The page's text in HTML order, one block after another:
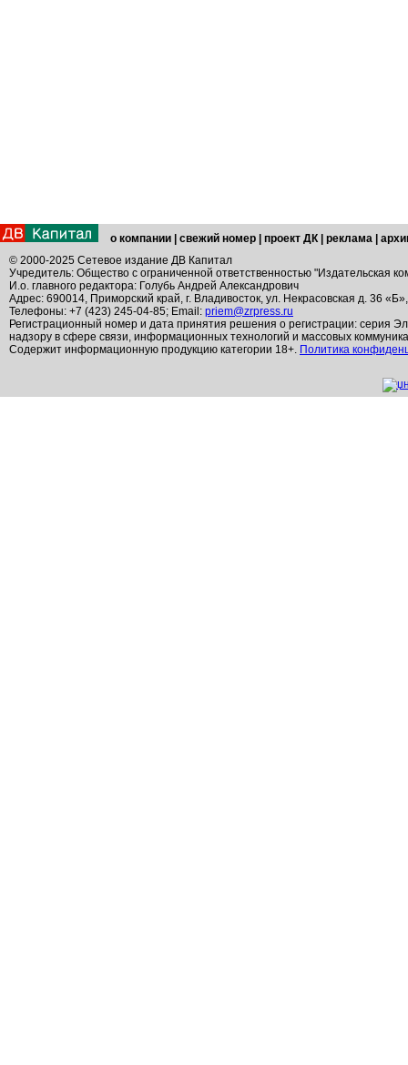
о компании свежий номер проект ДК реклама
© 2000-2025 Сетевое издание ДВ Капитал
Учредитель: Общество с ограниченной ответственностью "Издательская
И.о. главного редактора: Голубь Андрей Александрович
Адрес: 690014, Приморский край, г. Владивосток, ул. Некрасовская д. 36
Телефоны: +7 (423) 245-04-85; Email: priem@zrpress.ru
Регистрационный номер и дата принятия решения о регистрации: серия
надзору в сфере связи, информационных технологий и массовых
Содержит информационную продукцию категории 18+. Политика